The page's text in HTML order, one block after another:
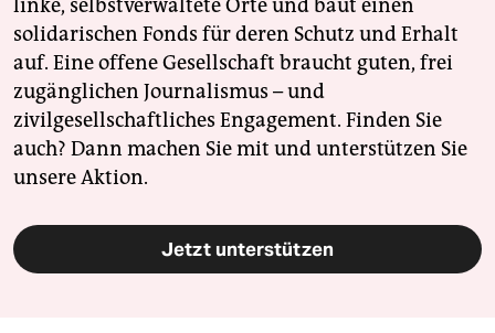
linke, selbstverwaltete Orte und baut einen
solidarischen Fonds für deren Schutz und Erhalt
auf. Eine offene Gesellschaft braucht guten, frei
zugänglichen Journalismus – und
zivilgesellschaftliches Engagement. Finden Sie
auch? Dann machen Sie mit und unterstützen Sie
unsere Aktion.
Jetzt unterstützen